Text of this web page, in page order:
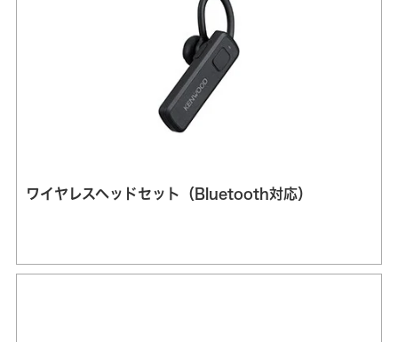
ワイヤレスヘッドセット（Bluetooth対応）